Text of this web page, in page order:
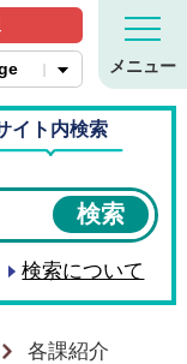
ホームページ
メニュー
イト内検索
検索について
各課紹介